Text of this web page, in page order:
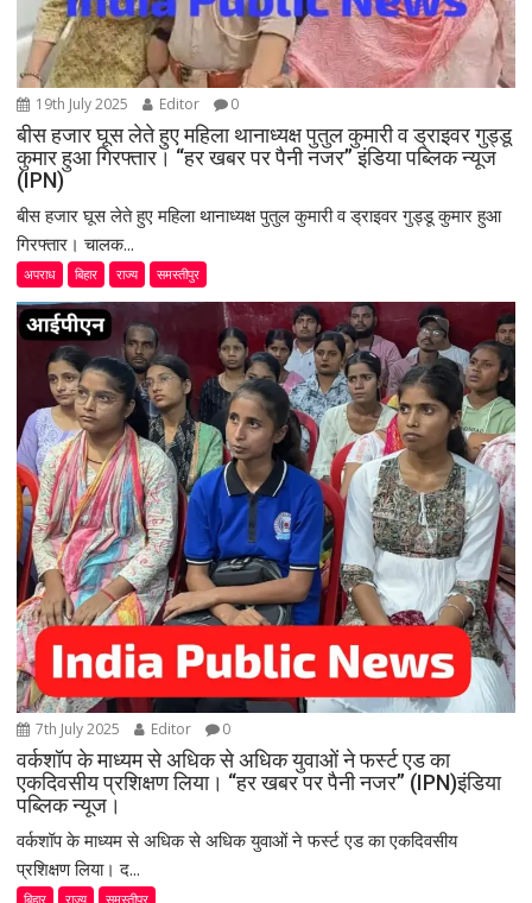
19th July 2025 Editor 0
बीस हजार घूस लेते हुए महिला थानाध्यक्ष पुतुल कुमारी व ड्राइवर गुड्डू
कुमार हुआ गिरफ्तार। “हर खबर पर पैनी नजर” इंडिया पब्लिक न्यूज
(IPN)
बीस हजार घूस लेते हुए महिला थानाध्यक्ष पुतुल कुमारी व ड्राइवर गुड्डू कुमार हुआ
गिरफ्तार। चालक...
अपराध बिहार राज्य समस्तीपुर
7th July 2025 Editor 0
वर्कशॉप के माध्यम से अधिक से अधिक युवाओं ने फर्स्ट एड का
एकदिवसीय प्रशिक्षण लिया। “हर खबर पर पैनी नजर” (IPN)इंडिया
पब्लिक न्यूज।
वर्कशॉप के माध्यम से अधिक से अधिक युवाओं ने फर्स्ट एड का एकदिवसीय
प्रशिक्षण लिया। द...
बिहार राज्य समस्तीपुर